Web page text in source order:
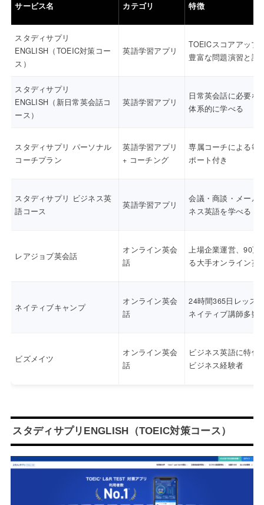
サービス名 カテゴリ 特徴
スタディサプリ
ENGLISH（TOEIC対策コー
ス）
英語学習アプリ
TOEICスコアアップ
豊富な問題演習と講
スタディサプリ
ENGLISH（新日常英会話コ
ース）
英語学習アプリ
日常英会話に必要な
体系的に学べる
スタディサプリ パーソナル
コーチプラン
英語学習アプリ
+ コーチング
専属コーチによる毎
ポート付き
スタディサプリ ビジネス英
語コース
英語学習アプリ
会議・商談・メール
ネス英語を学べる
レアジョブ英会話
オンライン英会
話
上場企業運営、90万
る大手オンライン英
ネイティブキャンプ
オンライン英会
話
24時間365日レッス
ネイティブ講師多数
ビズメイツ
オンライン英会
話
ビジネス英語に特化
ビジネス経験者
スタディサプリENGLISH（TOEIC対策コース）